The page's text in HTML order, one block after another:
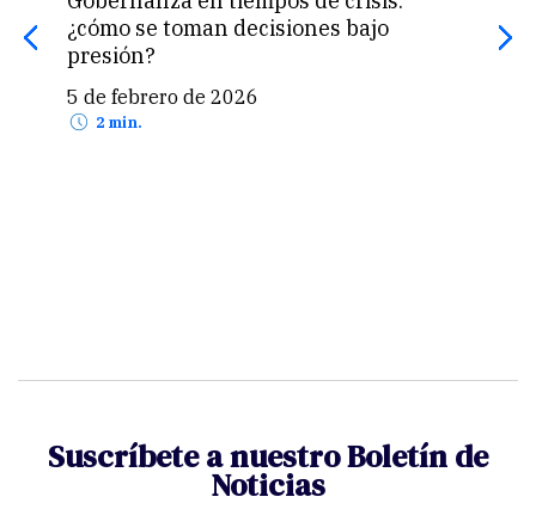
¿cómo se toman decisiones bajo
presión?
5 de febrero de 2026
2 min.
Suscríbete a nuestro Boletín de
Noticias